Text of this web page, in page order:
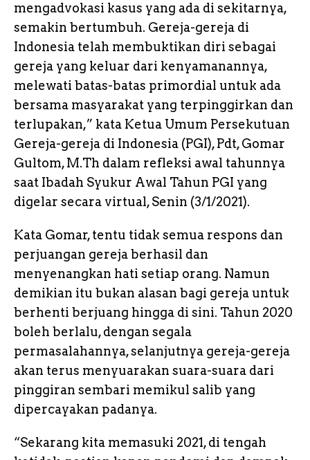
mengadvokasi kasus yang ada di sekitarnya,
semakin bertumbuh. Gereja-gereja di
Indonesia telah membuktikan diri sebagai
gereja yang keluar dari kenyamanannya,
melewati batas-batas primordial untuk ada
bersama masyarakat yang terpinggirkan dan
terlupakan,” kata Ketua Umum Persekutuan
Gereja-gereja di Indonesia (PGI), Pdt, Gomar
Gultom, M.Th dalam refleksi awal tahunnya
saat Ibadah Syukur Awal Tahun PGI yang
digelar secara virtual, Senin (3/1/2021).
Kata Gomar, tentu tidak semua respons dan
perjuangan gereja berhasil dan
menyenangkan hati setiap orang. Namun
demikian itu bukan alasan bagi gereja untuk
berhenti berjuang hingga di sini. Tahun 2020
boleh berlalu, dengan segala
permasalahannya, selanjutnya gereja-gereja
akan terus menyuarakan suara-suara dari
pinggiran sembari memikul salib yang
dipercayakan padanya.
“Sekarang kita memasuki 2021, di tengah